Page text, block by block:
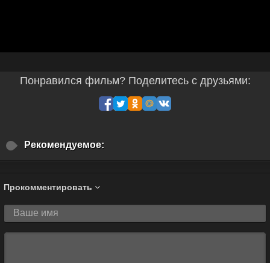
Понравился фильм? Поделитесь с друзьями:
Рекомендуемое:
Прокомментировать